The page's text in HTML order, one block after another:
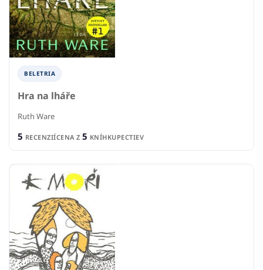
BELETRIA
Hra na lháře
Ruth Ware
5 RECENZIÍCENA Z 5 KNÍHKUPECTIEV